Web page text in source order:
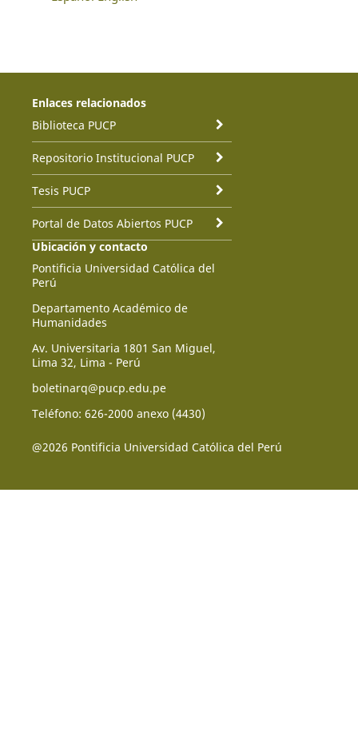
Enlaces relacionados
Biblioteca PUCP
Repositorio Institucional PUCP
Tesis PUCP
Portal de Datos Abiertos PUCP
Ubicación y contacto
Pontificia Universidad Católica del
Perú
Departamento Académico de
Humanidades
Av. Universitaria 1801 San Miguel,
Lima 32, Lima - Perú
boletinarq@pucp.edu.pe
Teléfono: 626-2000 anexo (4430)
@2026 Pontificia Universidad Católica del Perú